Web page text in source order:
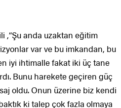
,“Şu anda uzaktan eğitim
var ve bu imkandan, bu
iyi ihtimalle fakat iki üç tane
Bunu harekete geçiren güç
oldu. Onun üzerine biz kendi
ki talep çok fazla olmaya